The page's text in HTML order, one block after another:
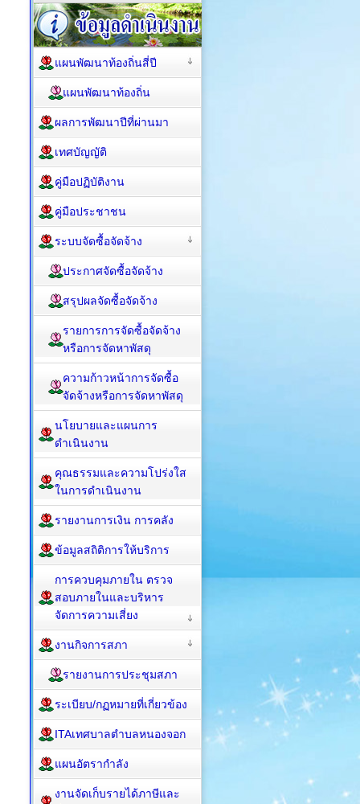
แผนพัฒนาท้องถิ่นสี่ปี
แผนพัฒนาท้องถิ่น
ผลการพัฒนาปีที่ผ่านมา
เทศบัญญัติ
คู่มือปฏิบัติงาน
คู่มือประชาชน
ระบบจัดซื้อจัดจ้าง
ประกาศจัดซื้อจัดจ้าง
สรุปผลจัดซื้อจัดจ้าง
รายการการจัดซื้อจัดจ้าง
หรือการจัดหาพัสดุ
ความก้าวหน้าการจัดซื้อ
จัดจ้างหรือการจัดหาพัสดุ
นโยบายและแผนการ
ดำเนินงาน
คุณธรรมและความโปร่งใส
ในการดำเนินงาน
รายงานการเงิน การคลัง
ข้อมูลสถิติการให้บริการ
การควบคุมภายใน ตรวจ
สอบภายในและบริหาร
จัดการความเสี่ยง
งานกิจการสภา
รายงานการประชุมสภา
ระเบียบ/กฏหมายที่เกี่ยวข้อง
ITAเทศบาลตำบลหนองจอก
แผนอัตรากำลัง
งานจัดเก็บรายได้ภาษีและ